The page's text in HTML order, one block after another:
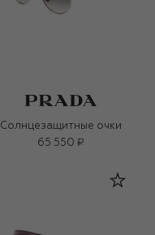
Солнцезащитные очки
65 550 ₽